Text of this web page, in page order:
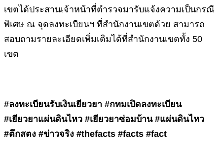
เขตได้ประสานเจ้าหน้าที่ตำรวจมารับแจ้งความเป็นกรณี
พิเศษ ณ จุดลงทะเบียนฯ ที่สำนักงานเขตด้วย สามารถ
สอบถามรายละเอียดเพิ่มเติมได้ที่สำนักงานเขตทั้ง 50
เขต
#ลงทะเบียนรับเงินเยียวยา #กทมเปิดลงทะเบียน
#เยียวยาแผ่นดินไหว #เยียวยาซ่อมบ้าน #แผ่นดินไหว
#ตึกสตง #ข่าวจริง #thefacts #facts #fact